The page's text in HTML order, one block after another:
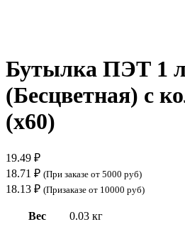
Бутылка ПЭТ 1
(Бесцветная) с
(х60)
19.49 ₽
18.71 ₽ (При заказе от 5000 руб)
18.13 ₽ (Призаказе от 10000 руб)
Вес 0.03 кг